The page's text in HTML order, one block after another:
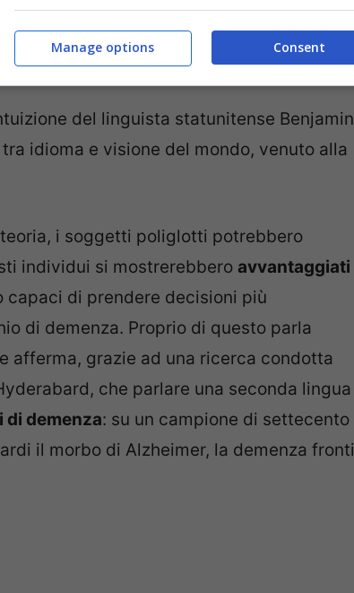
del linguista statunitense Benjamin
idioma e visione del mondo, venuto alla
i soggetti poliglotti potrebbero
individui si mostrerebbero avvantaggiati
capaci di prendere decisioni più
di demenza. Proprio di questo parla
afferma, grazie ad una ricerca condotta
che parlare una seconda lingua
di demenza: su un campione di settecento
il morbo di Alzheimer, la demenza fronti
Consent
Manage options